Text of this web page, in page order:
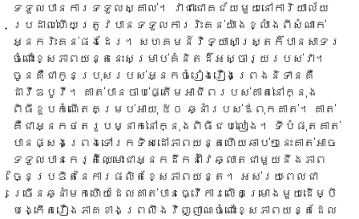
ទទួលបានការទទួលស្គាល់។ វាជាជោគជ័យមួយនៅការិយាល័យ
ប្រដាល់ហើយត្រូវបានទទួលការរិះគន់យ៉ាងខ្លាំងពីសំណាក់
អ្នករិះគន់ផងដែរ។ សហគមន៍វិទ្យាសាស្ត្រក៏បានសាទរ
ចំពោះខ្សែភាពយន្តនេះសម្រាប់គំនិតដ៏អស្ចារ្យរបស់វា។
ចូនគឺជាកូនប្រុសរបស់អ្នកចំរៀងរឿងព្រេងនិទានគឺ
ដាវីឌបូវី។ គាត់បានចាប់ផ្តើមអាជីពរបស់គាត់នៅក្នុង
ពិធីខួបកំណើតគម្រប់អាយុ ៥០ ឆ្នាំរបស់ឪពុកគាត់។ គាត់
គឺជាអ្នកថតរូបម្នាក់នៅក្នុងពិធីជប់លៀង។ ទីបំផុតគាត់
បានផ្សងព្រេងទៅរកទិសដៅភាពយន្តហើយឆាប់ៗនេះគាត់អាច
ទទួលបានកេរ្តិ៍ឈ្មោះជាអ្នកដឹកនាំវៃឆ្លាតជាមួយនឹងភាព
ច្នៃប្រឌិតនៃការផលិតខ្សែភាពយន្ត។ អស់រយៈពេលជា
ច្រើនឆ្នាំមកហើយដែលគាត់បានធ្វើការលើគម្រោងមួយដើម្បី
បង្កើតរឿងភាគខាងព្រលឹងវិញ្ញាណចំពោះខ្សែភាពយន្តដែល